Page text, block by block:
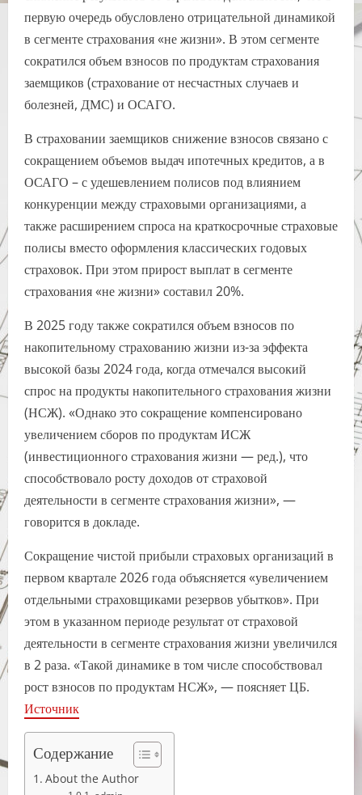
первую очередь обусловлено отрицательной динамикой
в сегменте страхования «не жизни». В этом сегменте
сократился объем взносов по продуктам страхования
заемщиков (страхование от несчастных случаев и
болезней, ДМС) и ОСАГО.
В страховании заемщиков снижение взносов связано с
сокращением объемов выдач ипотечных кредитов, а в
ОСАГО – с удешевлением полисов под влиянием
конкуренции между страховыми организациями, а
также расширением спроса на краткосрочные страховые
полисы вместо оформления классических годовых
страховок. При этом прирост выплат в сегменте
страхования «не жизни» составил 20%.
В 2025 году также сократился объем взносов по
накопительному страхованию жизни из-за эффекта
высокой базы 2024 года, когда отмечался высокий
спрос на продукты накопительного страхования жизни
(НСЖ). «Однако это сокращение компенсировано
увеличением сборов по продуктам ИСЖ
(инвестиционного страхования жизни — ред.), что
способствовало росту доходов от страховой
деятельности в сегменте страхования жизни», —
говорится в докладе.
Сокращение чистой прибыли страховых организаций в
первом квартале 2026 года объясняется «увеличением
отдельными страховщиками резервов убытков». При
этом в указанном периоде результат от страховой
деятельности в сегменте страхования жизни увеличился
в 2 раза. «Такой динамике в том числе способствовал
рост взносов по продуктам НСЖ», — поясняет ЦБ.
Источник
Содержание
About the Author